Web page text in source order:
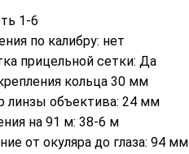
1-6
по калибру: нет
прицельной сетки: Да
кольца 30 мм
линзы объектива: 24 мм
на 91 м: 38-6 м
от окуляра до глаза: 94 мм